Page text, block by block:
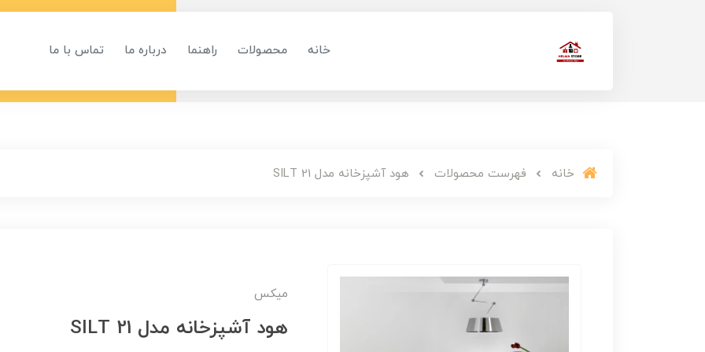
خانه محصولات راهنما درباره ما تماس با ما
خانه فهرست محصولات هود آشپزخانه مدل SILT 21
میکس
هود آشپزخانه مدل SILT 21